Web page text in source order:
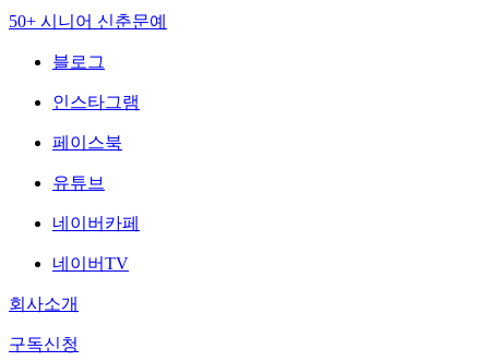
50+ 시니어 신춘문예
블로그
인스타그램
페이스북
유튜브
네이버카페
네이버TV
회사소개
구독신청